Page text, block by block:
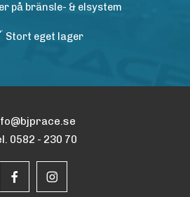
på bränsle- & elsystem
Stort eget lager
0582 - 230 70